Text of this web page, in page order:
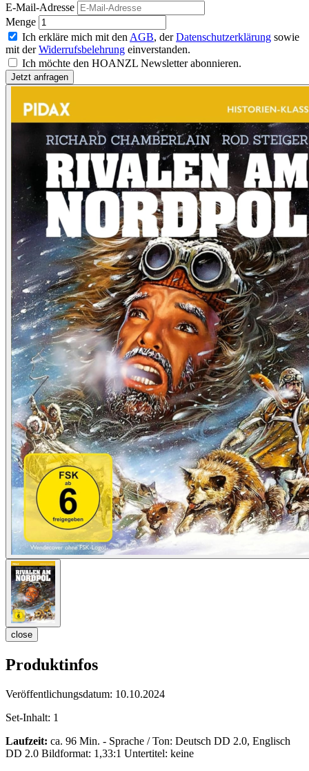
E-Mail-Adresse
Menge
Ich erkläre mich mit den AGB, derDatenschutzerklärung sowie
mit derWiderrufsbelehrung einverstanden.
Ich möchte den HOANZL Newsletter abonnieren.
close
Produktinfos
Veröffentlichungsdatum: 10.10.2024
Set-Inhalt: 1
Laufzeit: ca. 96 Min. - Sprache / Ton: Deutsch DD 2.0, Englisch
DD 2.0 Bildformat: 1,33:1 Untertitel: keine